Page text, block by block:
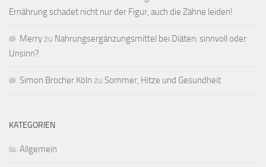
Ernährung schadet nicht nur der Figur, auch die Zähne leiden!
Merryzu Nahrungsergänzungsmittel bei Diäten: sinnvoll oder
Unsinn?
Simon Brocher Köln zu Sommer, Hitze und Gesundheit
KATEGORIEN
Allgemein